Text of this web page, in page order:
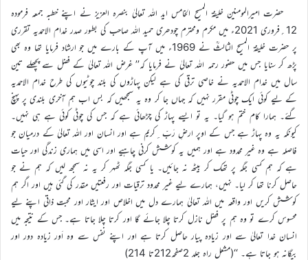
حضرت امیرالمومنین خلیفۃ المسیح الخامس اید اللہ تعالیٰ بنصرہ العزیز نے اپنے خطبہ جمعہ فرمودہ
12؍فروری 2021ء میں مکرم ومحترم چودھری حمید اللہ صاحب کی بطور صدر خدام الاحمدیہ تقرری
پر حضرت خلیفۃ المسیح الثالثؒ نے 1969ء میں آپ کے بارے میں جو ارشاد فرمایا تھا وہ بھی
پڑھ کر سنایا جس میں حضور رحمہ اللہ تعالیٰ نے فرمایا کہ’’ غرض اللہ تعالیٰ کے فضل سے پچھلے تین
سال میں خدام الاحمدیہ نے خاصی ترقی کی ہے لیکن پہاڑوں کی بلند چوٹیوں کی طرح خدام الاحمدیہ
کے لیے کوئی ایک چوٹی مقرر نہیں کہ جہاں جا کر وہ یہ سمجھیں کہ بس اب ہم آخری بلندی پر پہنچ
گئے۔ ہمارا کام ختم ہو گیا۔ یہ تو ایسے پہاڑ کی چڑھائی ہے کہ جس کی چوٹی کوئی ہے ہی نہیں۔
کیونکہ یہ وہ پہاڑ ہے جس کے اوپر ارضِ رَبّ ِکریم ہے اور انسان اور اللہ تعالیٰ کے درمیان جو
فاصلہ ہے وہ غیر محدود ہے اور ہمیں یہ کوشش کرنی چاہیے اور اسی میں ہماری زندگی اور حیات
ہے کہ ہم کسی جگہ پر تھک کر بیٹھ نہ جائیں۔ یا کسی جگہ ٹھہر کر یہ نہ سمجھ لیں کہ ہم نے جو
حاصل کرنا تھا کر لیا۔ نہیں، ہمارے لیے غیر محدود ترقیات اور رفعتیں مقدر کی گئی ہیں اور اگر ہم
کوشش کریں اور واقعہ میں اللہ تعالیٰ ہمارے دل میں اخلاص اور ایثار اور محبت ذاتی اپنے لیے
محسوس کرے تو وہ ہم پر فضل نازل کرتا چلا جائے گا اور کرتا چلا جاتا ہے۔ جس کے نتیجہ میں
انسان خدا تعالیٰ سے اور زیادہ پیار حاصل کرتا ہے اور اپنے نفس سے وہ اَور زیادہ دور اور
بیگانہ ہو جاتا ہے۔ ‘‘(مشعل راہ جلد 2صفحہ212تا 214)